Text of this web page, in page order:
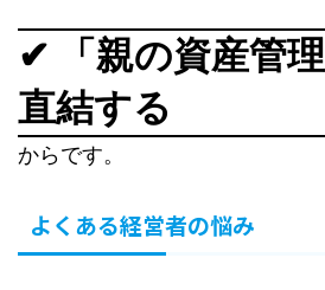
✔ 「親の資産管
直結する
からです。
よくある経営者の悩み